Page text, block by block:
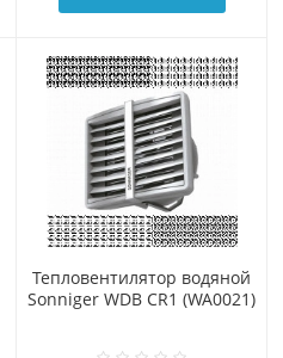
Тепловентилятор водяной
Sonniger WDB CR1 (WA0021)